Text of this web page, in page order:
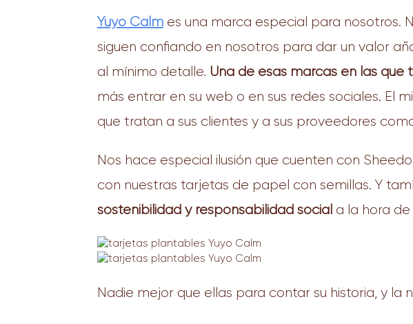
Yuyo Calmes una marca especial para nosotros.
siguen confiando en nosotros para dar un valor
al mínimo detalle. Una de esas marcas en las
más entrar en su web o en sus redes sociales. El
que tratan a sus clientes y a sus proveedores
Nos hace especial ilusión que cuenten con
con nuestras tarjetas de papel con semillas. Y
sostenibilidad y responsabilidad social a la hora
Nadie mejor que ellas para contar su historia, y la